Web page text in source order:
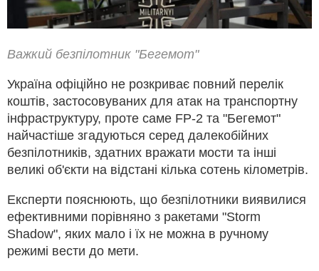
Важкий безпілотник "Бегемот"
Україна офіційно не розкриває повний перелік
коштів, застосовуваних для атак на транспортну
інфраструктуру, проте саме FP-2 та "Бегемот"
найчастіше згадуються серед далекобійних
безпілотників, здатних вражати мости та інші
великі об'єкти на відстані кілька сотень кілометрів.
Експерти пояснюють, що безпілотники виявилися
ефективними порівняно з ракетами "Storm
Shadow", яких мало і їх не можна в ручному
режимі вести до мети.